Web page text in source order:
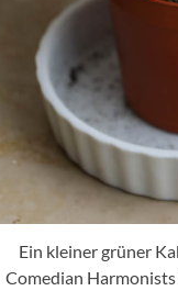
Ein kleiner grüner
Comedian